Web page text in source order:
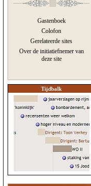
Gastenboek
Colofon
Gerelateerde sites
Over de initiatiefnemer van
deze site
Tijdbalk